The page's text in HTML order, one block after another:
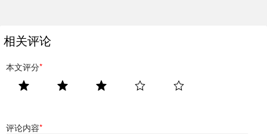
相关评论
本文评分*
评论内容*